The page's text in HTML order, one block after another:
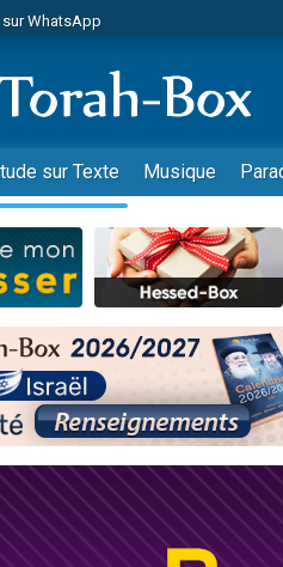
WhatsApp
pour 5 jours de vacances aux Orphelins
pour Diane, 80 ans, dans un
WhatsApp
bénédiction
pour Sauvez la jambe de Yohan
sur Zoom
Music
WhatsApp
WhatsApp
Music
WhatsApp
pour Tsédaka : pauvres d'Israel
n°104 : Le Chabbath et le Birkat
bénédiction
sur Texte Musique